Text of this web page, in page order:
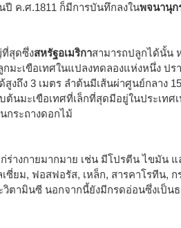
ค.ศ.1811 ก็มีการบันทึกลงในพจนานุก
ที่สุดซึ่งสหรัฐอเมริกาสามารถปลูกได้นั้น
มะเขือเทศในแปลงทดลองแห่งหนึ่ง ปร
ถึง 3 เมตร ลำต้นมีเส้นผ่าศูนย์กลาง
ต้นมะเขือเทศที่เล็กที่สุดมีอยู่ในประเทศ
กระถางดอกไม้
ร่างกายมากมาย เช่น มีโปรตีน ไขมัน แ
ซี่ยม, ฟอสฟอรัส, เหล็ก, สารคาโรทีน,
ตามินซี นอกจากนี้ยังมีกรดอ่อนซึ่งเป็น